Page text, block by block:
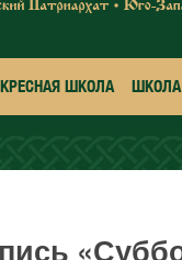
ШКОЛА ШКОЛА